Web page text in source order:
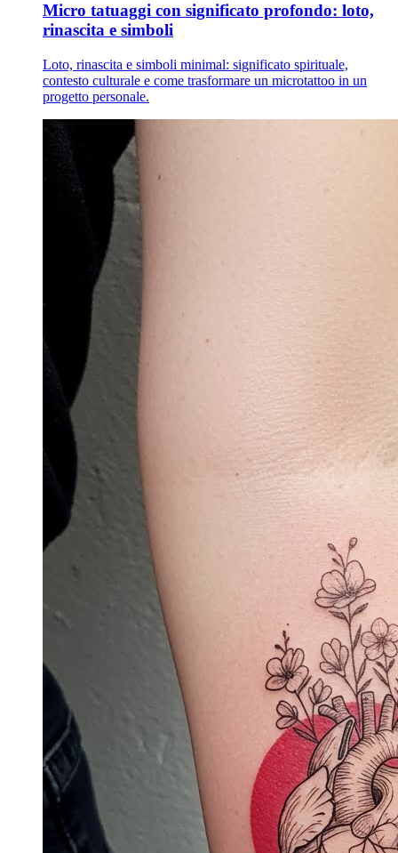
Micro tatuaggi con significato profondo: loto,
rinascita e simboli
Loto, rinascita e simboli minimal: significato spirituale,
contesto culturale e come trasformare un microtattoo in un
progetto personale.